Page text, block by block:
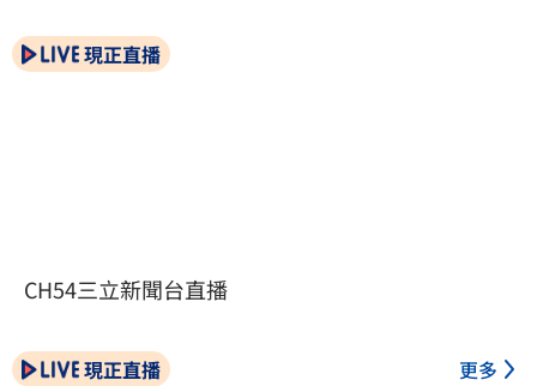
現正直播
CH54三立新聞台直播
現正直播 更多